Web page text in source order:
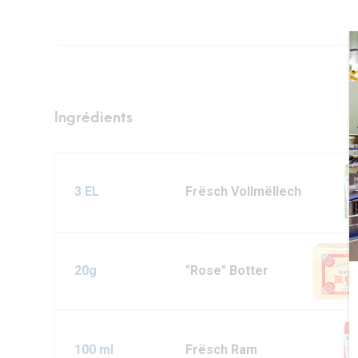
Ingrédients
3 EL Frësch Vollmëllech
20g "Rose" Botter
100 ml Frësch Ram